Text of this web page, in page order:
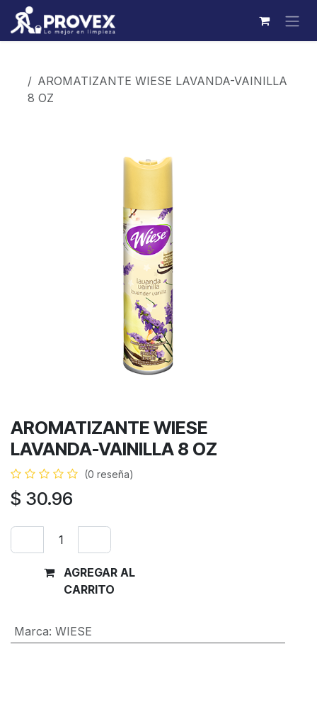
Ir al contenido
AROMATIZANTE WIESE LAVANDA-VAINILLA
8 OZ
AROMATIZANTE WIESE
LAVANDA-VAINILLA 8 OZ
(0 reseña)
$ 30.96
AGREGAR AL
CARRITO
Marca: WIESE